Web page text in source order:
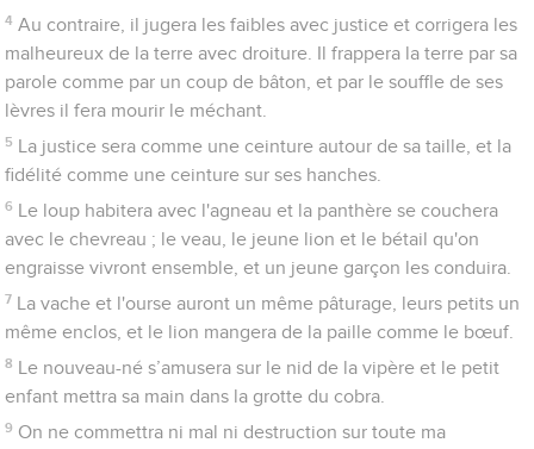
4 Au contraire, il jugera les faibles avec justice et corrigera les
malheureux de la terre avec droiture. Il frappera la terre par sa
parole comme par un coup de bâton, et par le souffle de ses
lèvres il fera mourir le méchant.
5 La justice sera comme une ceinture autour de sa taille, et la
fidélité comme une ceinture sur ses hanches.
6 Le loup habitera avec l'agneau et la panthère se couchera
avec le chevreau ; le veau, le jeune lion et le bétail qu'on
engraisse vivront ensemble, et un jeune garçon les conduira.
7 La vache et l'ourse auront un même pâturage, leurs petits un
même enclos, et le lion mangera de la paille comme le bœuf.
8 Le nouveau-né s’amusera sur le nid de la vipère et le petit
enfant mettra sa main dans la grotte du cobra.
9 On ne commettra ni mal ni destruction sur toute ma